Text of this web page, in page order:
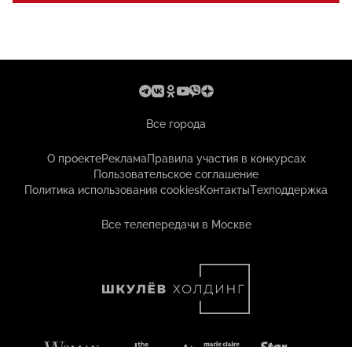
Все города
О проектеРекламаПравила участия в конкурсах
Пользовательское соглашение
Политика использования cookiesКонтактыТехподдержка
Все телепередачи в Москве